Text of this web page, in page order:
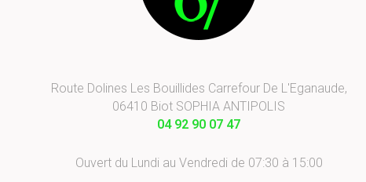
Route Dolines Les Bouillides Carrefour De L'Eganaude,
06410 Biot SOPHIA ANTIPOLIS
04 92 90 07 47
Ouvert du Lundi au Vendredi de 07:30 à 15:00